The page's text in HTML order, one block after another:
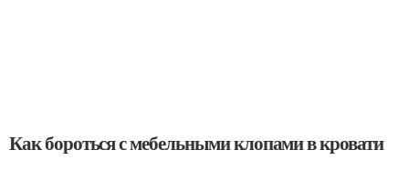
Как бороться с мебельными клопами в кровати